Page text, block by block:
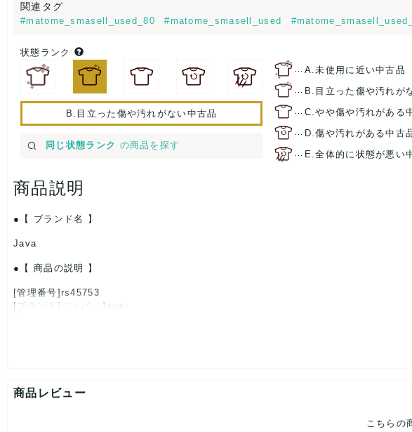
関連タグ
#matome_smasell_used_80 #matome_smasell_used
状態ランク
B.目立った傷や汚れがない中古品
同じ状態ランク の商品を探す
… A.未使用に近い中古品
… B.目立った傷や汚れが
… C.やや傷や汚れがある
… D.傷や汚れがある中古
… E.全体的に状態が悪い
商品説明
【 ブランド名 】
Java
【 商品の説明 】
[管理番号]rs45753
[ブランド]ジャバ（Java）
肩幅：約24cm
着丈：約119cm
商品レビュー
こちらの